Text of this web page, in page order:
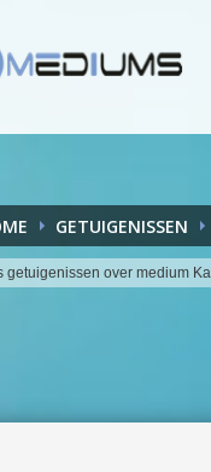
GETUIGENISSEN
getuigenissen over medium